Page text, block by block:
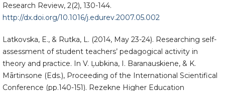
Research Review, 2(2), 130-144.
http://dx.doi.org/10.1016/j.edurev.2007.05.002
Latkovska, E., & Rutka, L. (2014, May 23-24). Researching self-
assessment of student teachers’ pedagogical activity in
theory and practice. In V. Ļubkina, I. Baranauskiene, & K.
Mārtinsone (Eds.), Proceeding of the International Scientifical
Conference (pp.140-151). Rezekne Higher Education